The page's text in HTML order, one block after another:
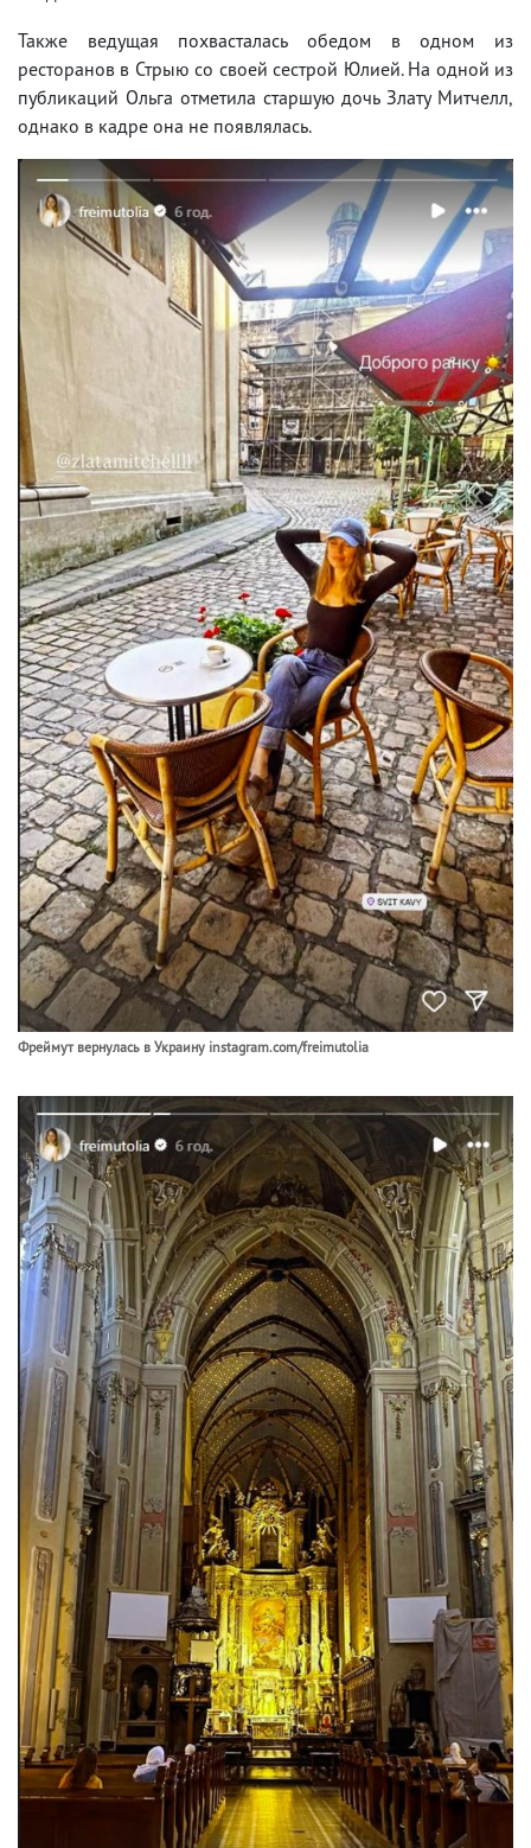
Также ведущая похвасталась обедом в одном из
ресторанов в Стрыю со своей сестрой Юлией. На одной из
публикаций Ольга отметила старшую дочь Злату Митчелл,
однако в кадре она не появлялась.
Фреймут вернулась в Украину instagram.com/freimutolia